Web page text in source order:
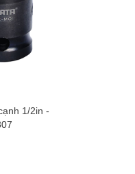
1/2in -